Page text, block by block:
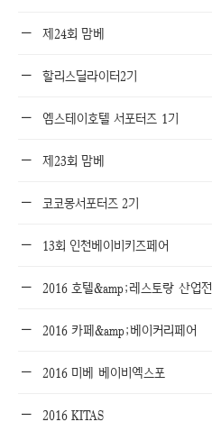
제24회 맘베
할리스딜라이터2기
엠스테이호텔 서포터즈 1기
제23회 맘베
코코몽서포터즈 2기
13회 인천베이비키즈페어
2016 호텔&amp;레스토랑 산업전
2016 카페&amp;베이커리페어
2016 미베 베이비엑스포
2016 KITAS